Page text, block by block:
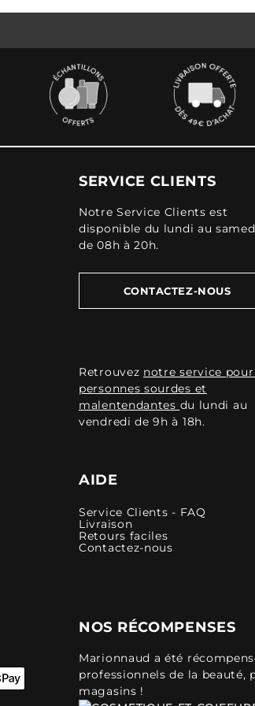
SERVICE CLIENTS
Notre Service Clients est
disponible du lundi au
de 08h à 20h.
CONTACTEZ-NOUS
Retrouvez notre service
personnes sourdes et
malentendantes du lundi au
vendredi de 9h à 18h.
AIDE
Service Clients - FAQ
Livraison
Retours faciles
Contactez-nous
NOS RÉCOMPENSES
Marionnaud a été
professionnels de la beauté,
magasins !